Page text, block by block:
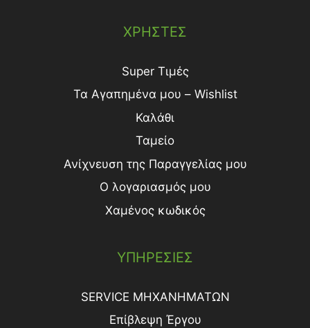
ΧΡΗΣΤΕΣ
Super Τιμές
Τα Αγαπημένα μου – Wishlist
Καλάθι
Ταμείο
Ανίχνευση της Παραγγελίας μου
Ο λογαριασμός μου
Χαμένος κωδικός
ΥΠΗΡΕΣΙΕΣ
SERVICE ΜΗΧΑΝΗΜΑΤΩΝ
Επίβλεψη Έργου